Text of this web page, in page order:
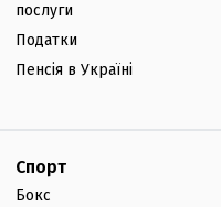
послуги
Податки
Пенсія в Україні
Спорт
Бокс